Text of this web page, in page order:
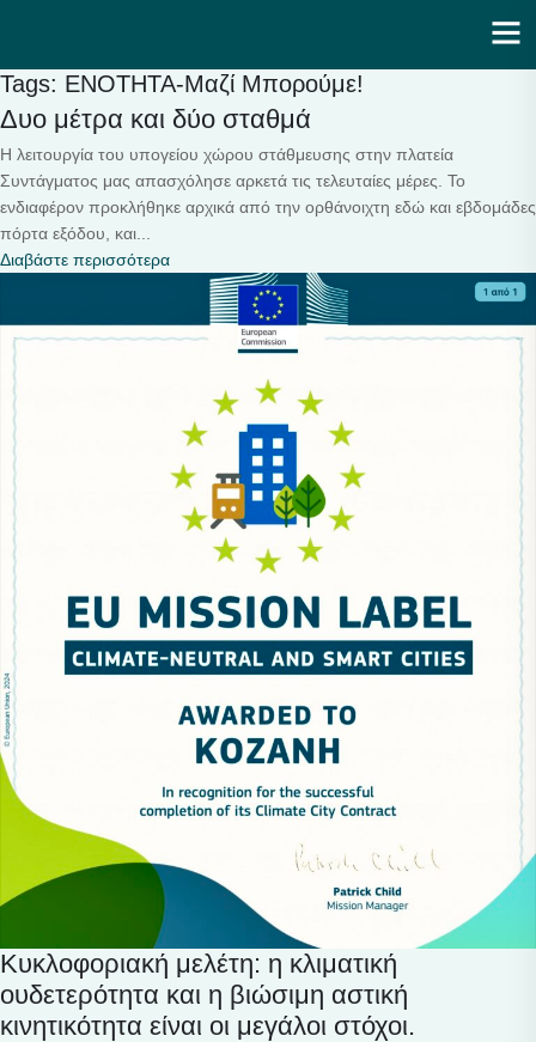
Tags: ΕΝΟΤΗΤΑ-Μαζί Μπορούμε!
Δυο μέτρα και δύο σταθμά
Η λειτουργία του υπογείου χώρου στάθμευσης στην πλατεία
Συντάγματος μας απασχόλησε αρκετά τις τελευταίες μέρες. Το
ενδιαφέρον προκλήθηκε αρχικά από την ορθάνοιχτη εδώ και εβδομάδες
πόρτα εξόδου, και...
Διαβάστε περισσότερα
Κυκλοφοριακή μελέτη: η κλιματική
ουδετερότητα και η βιώσιμη αστική
κινητικότητα είναι οι μεγάλοι στόχοι.